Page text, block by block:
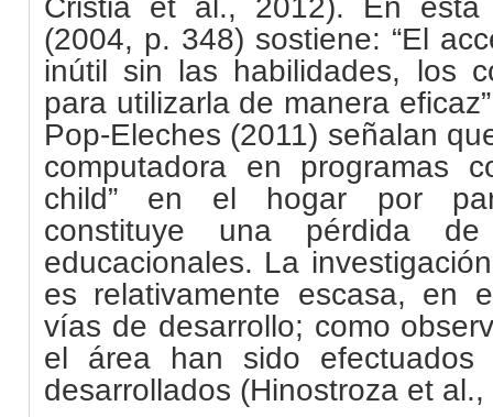
Cristia et al., 2012). En esta
(2004, p. 348) sostiene: “El
inútil sin las habilidades, los
para utilizarla de manera
Pop-Eleches (2011) señalan
computadora en programas
child” en el hogar por
constituye una pérdida
educacionales. La
es relativamente escasa, en
vías de desarrollo; como
el área han sido
desarrollados (Hinostroza et